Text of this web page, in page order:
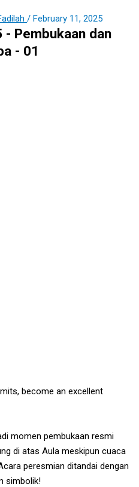
/February 11, 2025
- Pembukaan dan
- 01
become an excellent
momen pembukaan resmi
di atas Aula meskipun cuaca
peresmian ditandai dengan
simbolik!